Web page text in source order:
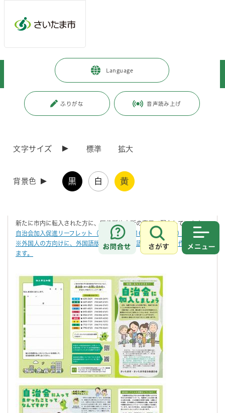
Language
ふりがな 音声読み上げ
文字サイズ 標準 拡大
背景色 黒 白 黄
お問合せ
さがす
暮らし・手続き > コミュニティ・市民活動
自治会加入促進に対する支援について
更新日付：2025年2月28日 / ページ番号：C022165
さいたま市では、さいたま市自治会連合会と共同で市民啓発などの加入
自治会加入促進リーフレットの作成
新たに市内に転入された方に、区役所や支所の窓口で配布しています。
自治会加入促進リーフレット（PDF形式 12,168キロバイト）
※外国人の方向けに、外国語版（英語・中国語・韓国語）も作成してい
ます。